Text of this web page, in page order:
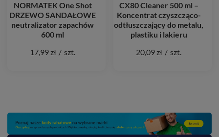
NORMATEK One Shot
DRZEWO SANDAŁOWE
neutralizator zapachów
600 ml
17,99 zł / szt.
CX80 Cleaner 500 ml –
Koncentrat czyszcząco-
odtłuszczający do metalu,
plastiku i lakieru
20,09 zł / szt.